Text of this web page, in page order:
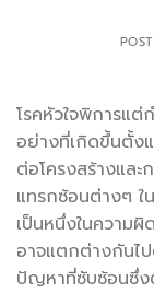
โรคหัวใจพิการแ
อย่างที่เกิดขึ้นตั้ง
ต่อโครงสร้างและ
แทรกซ้อนต่างๆ ใ
เป็นหนึ่งในความ
อาจแตกต่างกันไ
ปัญหาที่ซับซ้อนซึ่ง